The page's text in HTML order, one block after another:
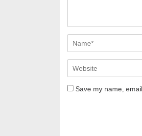
Save my name,